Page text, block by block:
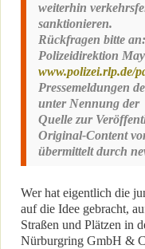
weiterhin
sanktionieren.
Rückfragen bitte an:
Polizeidirektion
www.polizei.rlp.de/
Pressemeldungen
unter Nennung der
Quelle zur
Original-Content
übermittelt durch
Wer hat eigentlich die
auf die Idee gebracht,
Straßen und Plätzen in
Nürburgring GmbH &